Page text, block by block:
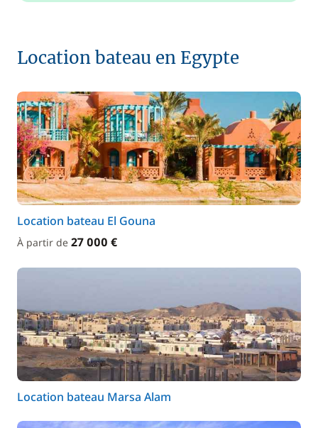
Location bateau en Egypte
Location bateau El Gouna
À partir de 27 000 €
Location bateau Marsa Alam